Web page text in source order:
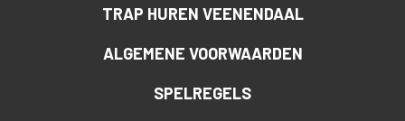
TRAP HUREN VEENENDAAL
ALGEMENE VOORWAARDEN
SPELREGELS